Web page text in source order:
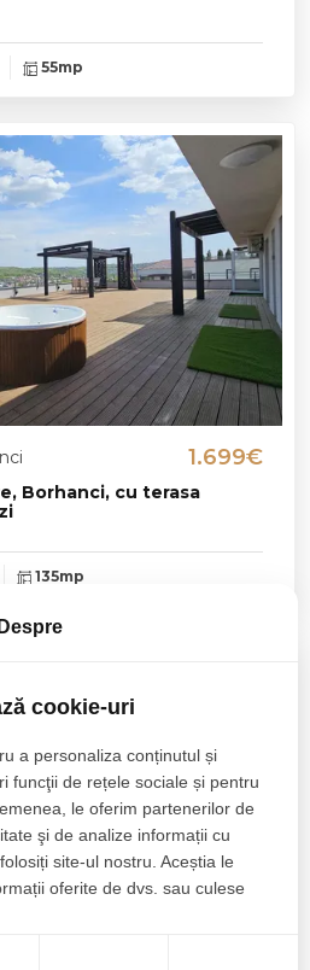
55mp
Borhanci, cu terasa
1.699€
135mp
Despre
cookie-uri
a personaliza conținutul și
funcţii de rețele sociale și pentru
le oferim partenerilor de
şi de analize informații cu
site-ul nostru. Aceștia le
oferite de dvs. sau culese